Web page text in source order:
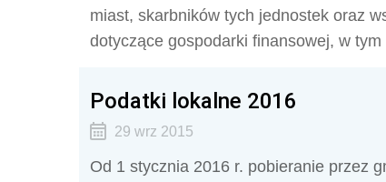
miast, skarbników tych jednostek oraz
dotyczące gospodarki finansowej, w
Podatki lokalne 2016
29 wrz 2015
Od 1 stycznia 2016 r. pobieranie przez